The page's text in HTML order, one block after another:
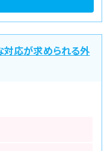
対応が求められる外